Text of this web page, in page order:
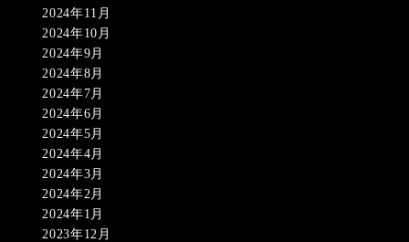
2024年11月
2024年10月
2024年9月
2024年8月
2024年7月
2024年6月
2024年5月
2024年4月
2024年3月
2024年2月
2024年1月
2023年12月